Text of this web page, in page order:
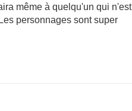
même à quelqu'un qui n'est
personnages sont super